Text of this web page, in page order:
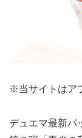
※当サイトはア
デュエマ最新パ